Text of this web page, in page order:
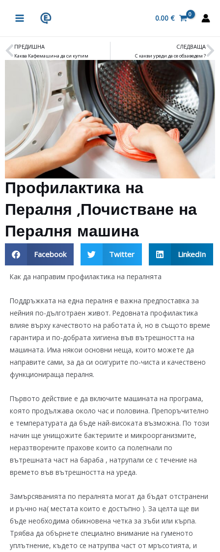
MENU
0.00 €
Prev
ПРЕДИШНА
Каква Кафемашина да си купим
СЛЕДВАЩА
С какви уреди да се обзаведем ?
Профилактика на
Пералня ,Почистване на
Пералня машина
Facebook Twitter LinkedIn
Как да направим профилактика на пералнята
Поддръжката на една пералня е важна предпоставка за
нейния по-дълготраен живот. Редовната профилактика
влияе върху качеството на работата ѝ, но в същото време
гарантира и по-добрата хигиена във вътрешността на
машината. Има някои основни неща, които можете да
направите сами, за да си осигурите по-чиста и качествено
функционираща пералня.
Първото действие е да включите машината на програма,
която продължава около час и половина. Препоръчително
е температурата да бъде най-високата възможна. По този
начин ще унищожите бактериите и микроорганизмите,
неразтворените прахове които са полепнали по
вътрешната част на бараба , натрупали се с течение на
времето във вътрешността на уреда.
Замърсяванията по пералнята могат да бъдат отстранени
и ръчно на( местата които е достъпно ). За целта ще ви
бъде необходима обикновена четка за зъби или кърпа.
Трябва да обърнете специално внимание на гуменото
уплътнение, където се натрупва част от мръсотията, и